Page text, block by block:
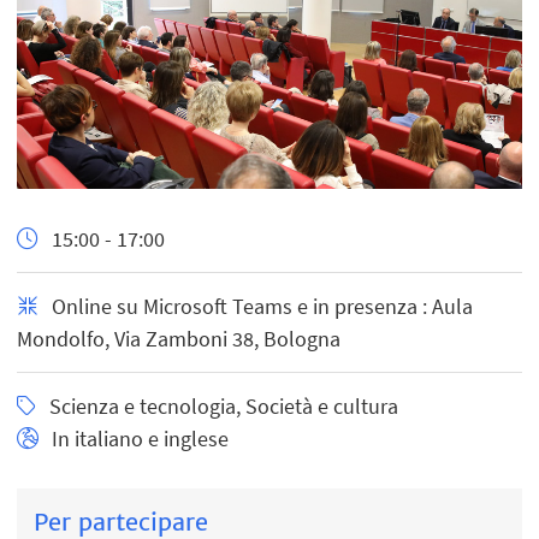
15:00 - 17:00
Online su Microsoft Teams e in presenza : Aula
Mondolfo, Via Zamboni 38, Bologna
Scienza e tecnologia, Società e cultura
In italiano e inglese
Per partecipare